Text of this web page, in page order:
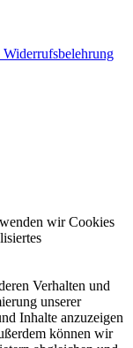
wir Cookies
Verhalten und
unserer
Inhalte anzuzeigen
können wir